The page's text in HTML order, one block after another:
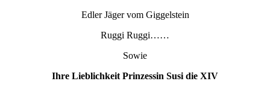
Edler Jäger vom Giggelstein
Ruggi Ruggi……
Sowie
Ihre Lieblichkeit Prinzessin Susi die XIV